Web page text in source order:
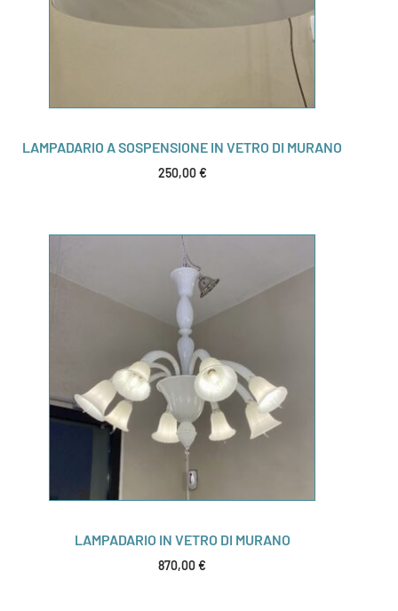
LAMPADARIO A SOSPENSIONE IN VETRO DI MURANO
250,00€
LAMPADARIO IN VETRO DI MURANO
870,00€